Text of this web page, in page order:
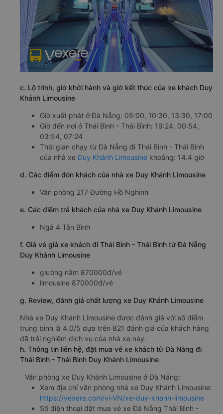
c. Lộ trình, giờ khởi hành và giờ kết thúc của xe khách Duy
Khánh Limousine
Giờ xuất phát ở Đà Nẵng: 05:00, 10:30, 13:30, 17:00
Giờ đến nơi ở Thái Bình - Thái Bình: 19:24, 00:54,
03:54, 07:24
Thời gian chạy từ Đà Nẵng đi Thái Bình - Thái Bình
của nhà xe Duy Khánh Limousine khoảng: 14.4 giờ
d. Các điểm đón khách của nhà xe Duy Khánh Limousine
Văn phòng 217 Đường Hồ Nghinh
e. Các điểm trả khách của nhà xe Duy Khánh Limousine
Ngã 4 Tân Bình
f. Giá vé giá xe khách đi Thái Bình - Thái Bình từ Đà Nẵng
Duy Khánh Limousine
giường nằm 870000đ/vé
limousine 870000đ/vé
g. Review, đánh giá chất lượng xe Duy Khánh Limousine
Nhà xe Duy Khánh Limousine được đánh giá với số điểm
trung bình là 4.0/5 dựa trên 821 đánh giá của khách hàng
đã trải nghiệm dịch vụ của nhà xe này.
h. Thông tin liên hệ, đặt mua vé xe khách từ Đà Nẵng đi
Thái Bình - Thái Bình Duy Khánh Limousine
Văn phòng xe Duy Khánh Limousine ở Đà Nẵng:
Xem địa chỉ văn phòng nhà xe Duy Khánh Limousine:
https://vexere.com/vi-VN/xe-duy-khanh-limousine
Số điện thoại đặt mua vé xe Đà Nẵng Thái Bình -